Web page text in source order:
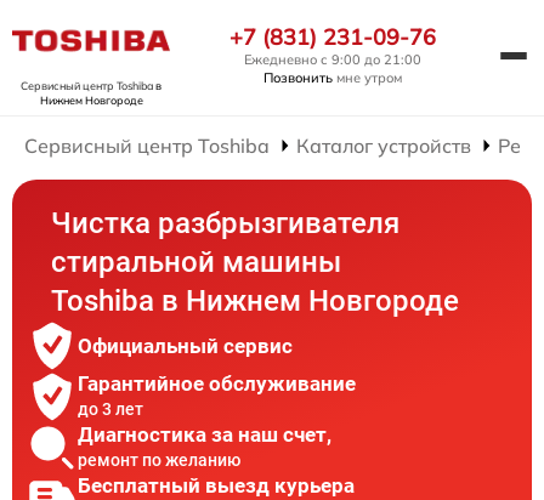
Сервисный центр Toshibaв
Нижнем Новгороде
+7 (831) 231-09-76
Ежедневно с 9:00 до 21:00
Позвонить мне утром
Сервисный центр Toshiba Каталог устройств
Чистка разбрызгивателя
стиральной машины
Toshiba в Нижнем Новгороде
Официальный сервис
Гарантийное обслуживание
до 3 лет
Диагностика за наш счет,
ремонт по желанию
Бесплатный выезд курьера